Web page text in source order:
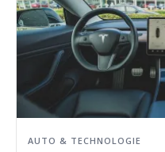
AUTO & TECHNOLOGIE